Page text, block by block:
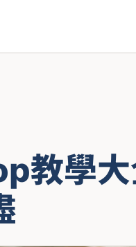
教學大